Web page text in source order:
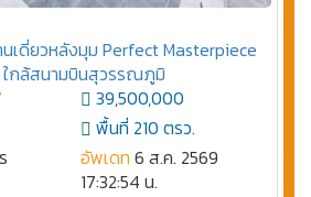
นเดี่ยวหลังมุม Perfect Masterpiece
กล้สนามบินสุวรรณภูมิ
39,500,000
พื้นที่ 210 ตรว.
อัพเดท 6 ส.ค. 2569
17:32:54 น.